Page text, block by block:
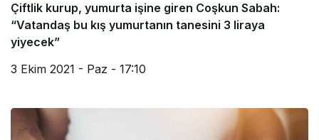
Çiftlik kurup, yumurta işine giren Coşkun Sabah:
“Vatandaş bu kış yumurtanın tanesini 3 liraya
yiyecek”
3 Ekim 2021 - Paz - 17:10